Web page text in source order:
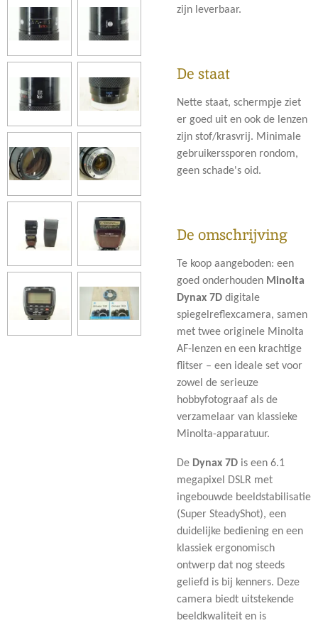
zijn leverbaar.
De staat
Nette staat, schermpje ziet
er goed uit en ook de lenzen
zijn stof/krasvrij. Minimale
gebruikerssporen rondom,
geen schade's oid.
De omschrijving
Te koop aangeboden: een
goed onderhouden Minolta
Dynax 7D digitale
spiegelreflexcamera, samen
met twee originele Minolta
AF-lenzen en een krachtige
flitser – een ideale set voor
zowel de serieuze
hobbyfotograaf als de
verzamelaar van klassieke
Minolta-apparatuur.
De Dynax 7D is een 6.1
megapixel DSLR met
ingebouwde beeldstabilisatie
(Super SteadyShot), een
duidelijke bediening en een
klassiek ergonomisch
ontwerp dat nog steeds
geliefd is bij kenners. Deze
camera biedt uitstekende
beeldkwaliteit en is